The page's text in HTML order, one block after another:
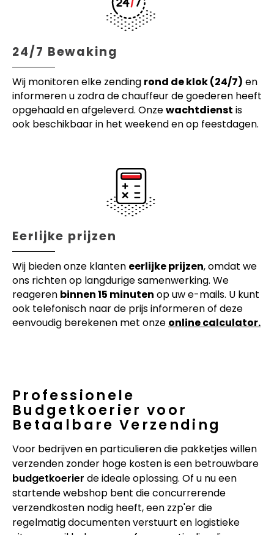
24/7 Bewaking
Wij monitoren elke zending rond de klok (24/7) en
informeren u zodra de chauffeur de goederen heeft
opgehaald en afgeleverd. Onzewachtdienst is
ook beschikbaar in het weekend en op feestdagen.
Eerlijke prijzen
Wij bieden onze klanten eerlijke prijzen, omdat we
ons richten op langdurige samenwerking. We
reageren binnen 15 minuten op uw e-mails. U kunt
ook telefonisch naar de prijs informeren of deze
eenvoudig berekenen met onze online calculator.
Professionele
Budgetkoerier voor
Betaalbare Verzending
Voor bedrijven en particulieren die pakketjes willen
verzenden zonder hoge kosten is een betrouwbare
budgetkoerier de ideale oplossing. Of u nu een
startende webshop bent die concurrerende
verzendkosten nodig heeft, een zzp'er die
regelmatig documenten verstuurt en logistieke